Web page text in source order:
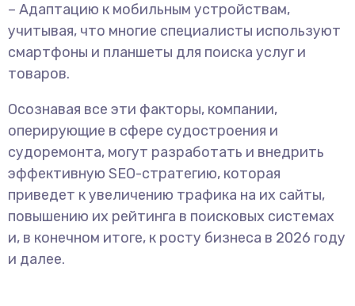
– Адаптацию к мобильным устройствам,
учитывая, что многие специалисты используют
смартфоны и планшеты для поиска услуг и
товаров.
Осознавая все эти факторы, компании,
оперирующие в сфере судостроения и
судоремонта, могут разработать и внедрить
эффективную SEO-стратегию, которая
приведет к увеличению трафика на их сайты,
повышению их рейтинга в поисковых системах
и, в конечном итоге, к росту бизнеса в 2026 году
и далее.